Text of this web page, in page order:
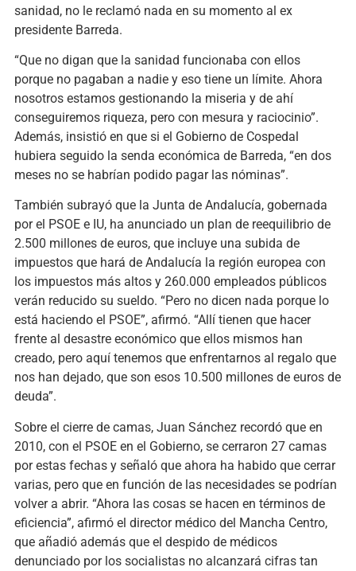
sanidad, no le reclamó nada en su momento al ex
presidente Barreda.
“Que no digan que la sanidad funcionaba con ellos
porque no pagaban a nadie y eso tiene un límite. Ahora
nosotros estamos gestionando la miseria y de ahí
conseguiremos riqueza, pero con mesura y raciocinio”.
Además, insistió en que si el Gobierno de Cospedal
hubiera seguido la senda económica de Barreda, “en dos
meses no se habrían podido pagar las nóminas”.
También subrayó que la Junta de Andalucía, gobernada
por el PSOE e IU, ha anunciado un plan de reequilibrio de
2.500 millones de euros, que incluye una subida de
impuestos que hará de Andalucía la región europea con
los impuestos más altos y 260.000 empleados públicos
verán reducido su sueldo. “Pero no dicen nada porque lo
está haciendo el PSOE”, afirmó. “Allí tienen que hacer
frente al desastre económico que ellos mismos han
creado, pero aquí tenemos que enfrentarnos al regalo que
nos han dejado, que son esos 10.500 millones de euros de
deuda”.
Sobre el cierre de camas, Juan Sánchez recordó que en
2010, con el PSOE en el Gobierno, se cerraron 27 camas
por estas fechas y señaló que ahora ha habido que cerrar
varias, pero que en función de las necesidades se podrían
volver a abrir. “Ahora las cosas se hacen en términos de
eficiencia”, afirmó el director médico del Mancha Centro,
que añadió además que el despido de médicos
denunciado por los socialistas no alcanzará cifras tan